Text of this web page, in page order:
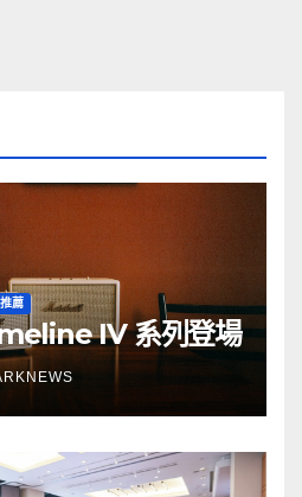
薦
IV 系列登場